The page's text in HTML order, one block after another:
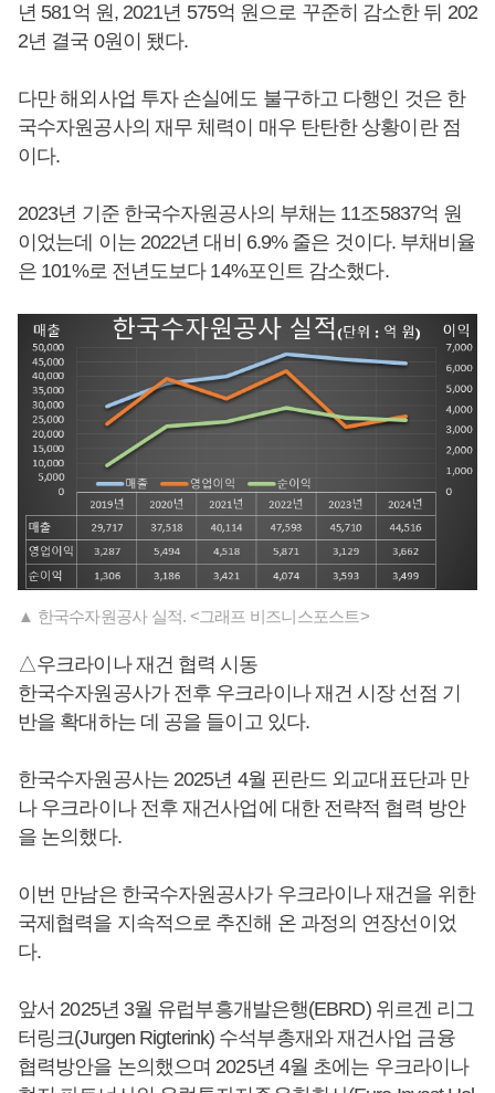
년 581억 원, 2021년 575억 원으로 꾸준히 감소한 뒤 202
2년 결국 0원이 됐다.
다만 해외사업 투자 손실에도 불구하고 다행인 것은 한
국수자원공사의 재무 체력이 매우 탄탄한 상황이란 점
이다.
2023년 기준 한국수자원공사의 부채는 11조5837억 원
이었는데 이는 2022년 대비 6.9% 줄은 것이다. 부채비율
은 101%로 전년도보다 14%포인트 감소했다.
▲ 한국수자원공사 실적. <그래프 비즈니스포스트>
△우크라이나 재건 협력 시동
한국수자원공사가 전후 우크라이나 재건 시장 선점 기
반을 확대하는 데 공을 들이고 있다.
한국수자원공사는 2025년 4월 핀란드 외교대표단과 만
나 우크라이나 전후 재건사업에 대한 전략적 협력 방안
을 논의했다.
이번 만남은 한국수자원공사가 우크라이나 재건을 위한
국제협력을 지속적으로 추진해 온 과정의 연장선이었
다.
앞서 2025년 3월 유럽부흥개발은행(EBRD) 위르겐 리그
터링크(Jurgen Rigterink) 수석부총재와 재건사업 금융
협력방안을 논의했으며 2025년 4월 초에는 우크라이나